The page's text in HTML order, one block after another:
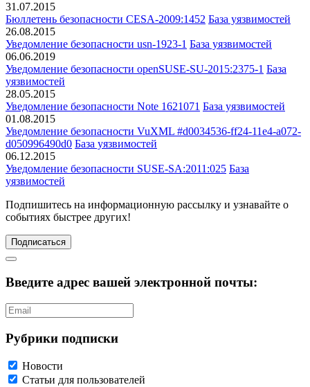
31.07.2015
Бюллетень безопасности CESA-2009:1452 База уязвимостей
26.08.2015
Уведомление безопасности usn-1923-1 База уязвимостей
06.06.2019
Уведомление безопасности openSUSE-SU-2015:2375-1 База
уязвимостей
28.05.2015
Уведомление безопасности Note 1621071 База уязвимостей
01.08.2015
Уведомление безопасности VuXML #d0034536-ff24-11e4-a072-
d050996490d0 База уязвимостей
06.12.2015
Уведомление безопасности SUSE-SA:2011:025 База
уязвимостей
Подпишитесь на информационную рассылку и узнавайте о
событиях быстрее других!
Подписаться
Введите адрес вашей электронной почты:
Рубрики подписки
Новости
Статьи для пользователей